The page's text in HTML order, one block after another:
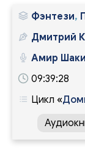
Фэнтези,
Дмитрий
Амир
09:39:28
Цикл «